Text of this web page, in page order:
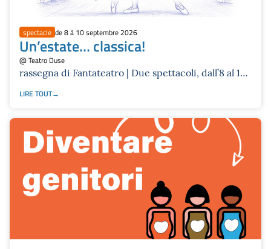
spectacle de 8 à 10 septembre 2026
Un’estate… classica!
@ Teatro Duse
rassegna di Fantateatro | Due spettacoli, dall’8 al 17
LIRE TOUT